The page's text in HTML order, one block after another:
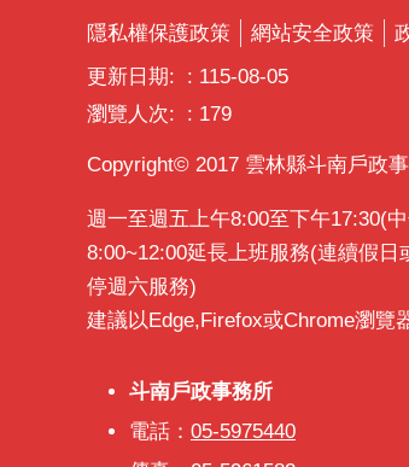
隱私權保護政策 網站安全政策
更新日期:
115-08-05
瀏覽人次:
179
Copyright© 2017 雲林縣斗南戶政
週一至週五上午8:00至下午17:30(
8:00~12:00延長上班服務(連續假
停週六服務)
建議以Edge,Firefox或Chrome瀏覽
斗南戶政事務所
斗南戶政事務所
電話： 05-5975440